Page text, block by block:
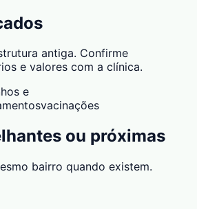
antiga. Confirme
e valores com a clínica.
e
vacinações
ou próximas
bairro quando existem.